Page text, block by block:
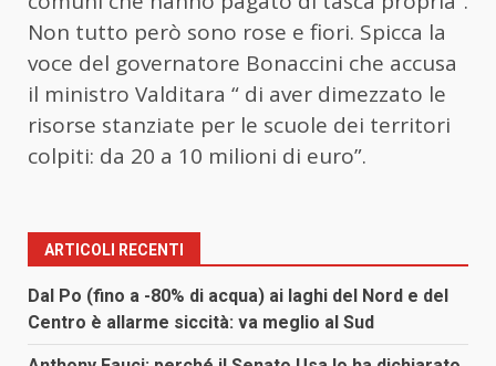
Non tutto però sono rose e fiori. Spicca la
voce del governatore Bonaccini che accusa
il ministro Valditara “ di aver dimezzato le
risorse stanziate per le scuole dei territori
colpiti: da 20 a 10 milioni di euro”.
ARTICOLI RECENTI
Dal Po (fino a -80% di acqua) ai laghi del Nord e del
Centro è allarme siccità: va meglio al Sud